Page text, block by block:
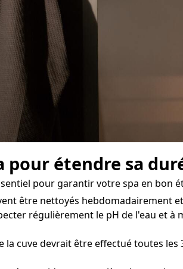
étendre sa
pour garantir votre spa en bon
être nettoyés hebdomadairement
régulièrement le pH de l'eau et
la cuve devrait être effectué toutes